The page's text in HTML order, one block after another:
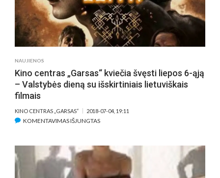
KINO
KLESTĖJIMAS
IR
DOKUMENTIKOS
PROVERŽIS
NAUJIENOS
Kino centras „Garsas“ kviečia švęsti liepos 6-ąją
– Valstybės dieną su išskirtiniais lietuviškais
filmais
KINO CENTRAS „GARSAS“ 2018-07-04, 19:11
KOMENTAVIMAS IŠJUNGTASĮRAŠE
„GARSAS“
ŠVĘSTI